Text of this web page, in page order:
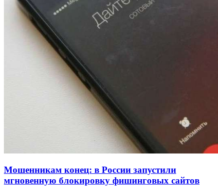
12:39
Сладкий праздник в Волгограде: в Центральном
парке прошёл фестиваль „Арбузный переполох“
Волгоградские компании нарастили экспорт:
заключены контракты на 3,6 млн долларов
Мошенникам конец: в России запустили
мгновенную блокировку фишинговых сайтов